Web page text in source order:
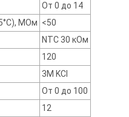
От 0 до 14
МОм <50
NTC 30 кОм
120
3M KCl
От 0 до 100
12